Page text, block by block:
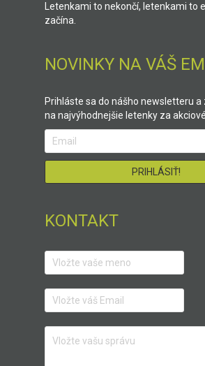
Letenkami to nekončí, letenkami to
začína.
NOVINKY NA VÁŠ
Prihláste sa do nášho newsletteru
na najvýhodnejšie letenky za
KONTAKT